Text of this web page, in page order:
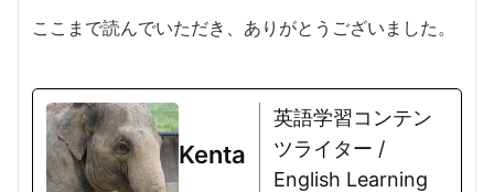
ここまで読んでいただき、ありがとうございました。
Kenta
英語学習コンテン
ツライター /
English Learning